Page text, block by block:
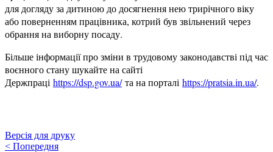
для догляду за дитиною до досягнення нею трирічного віку
або поверненням працівника, котрий був звільнений через
обрання на виборну посаду.
Більше інформації про зміни в трудовому законодавстві під час
воєнного стану шукайте на сайті
Держпраці https://dsp.gov.ua/та на порталі https://pratsia.in.ua/.
Версія для друку
< Попередня